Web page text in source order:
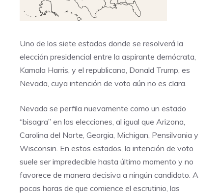
Uno de los siete estados donde se resolverá la
elección presidencial entre la aspirante demócrata,
Kamala Harris, y el republicano, Donald Trump, es
Nevada, cuya intención de voto aún no es clara.
Nevada se perfila nuevamente como un estado
“bisagra” en las elecciones, al igual que Arizona,
Carolina del Norte, Georgia, Michigan, Pensilvania y
Wisconsin. En estos estados, la intención de voto
suele ser impredecible hasta último momento y no
favorece de manera decisiva a ningún candidato. A
pocas horas de que comience el escrutinio, las